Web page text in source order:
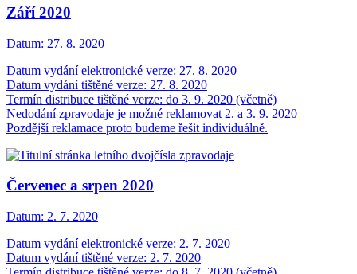
Září 2020
Datum: 27. 8. 2020
Datum vydání elektronické verze: 27. 8. 2020
Datum vydání tištěné verze: 27. 8. 2020
Termín distribuce tištěné verze: do 3. 9. 2020 (včetně)
Nedodání zpravodaje je možné reklamovat 2. a 3. 9. 2020
Pozdější reklamace proto budeme řešit individuálně.
Červenec a srpen 2020
Datum: 2. 7. 2020
Datum vydání elektronické verze: 2. 7. 2020
Datum vydání tištěné verze: 2. 7. 2020